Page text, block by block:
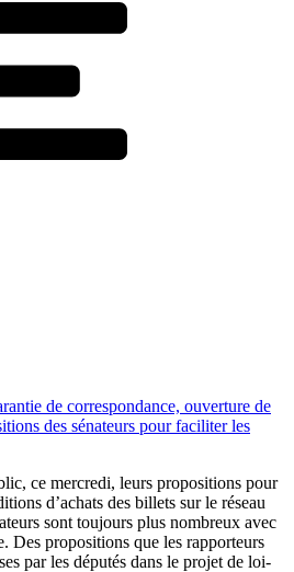
de correspondance, ouverture de
des sénateurs pour faciliter les
ce mercredi, leurs propositions pour
d’achats des billets sur le réseau
sont toujours plus nombreux avec
Des propositions que les rapporteurs
par les députés dans le projet de loi-